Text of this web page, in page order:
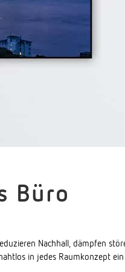
Büro
Nachhall, dämpfen
in jedes Raumkonzept